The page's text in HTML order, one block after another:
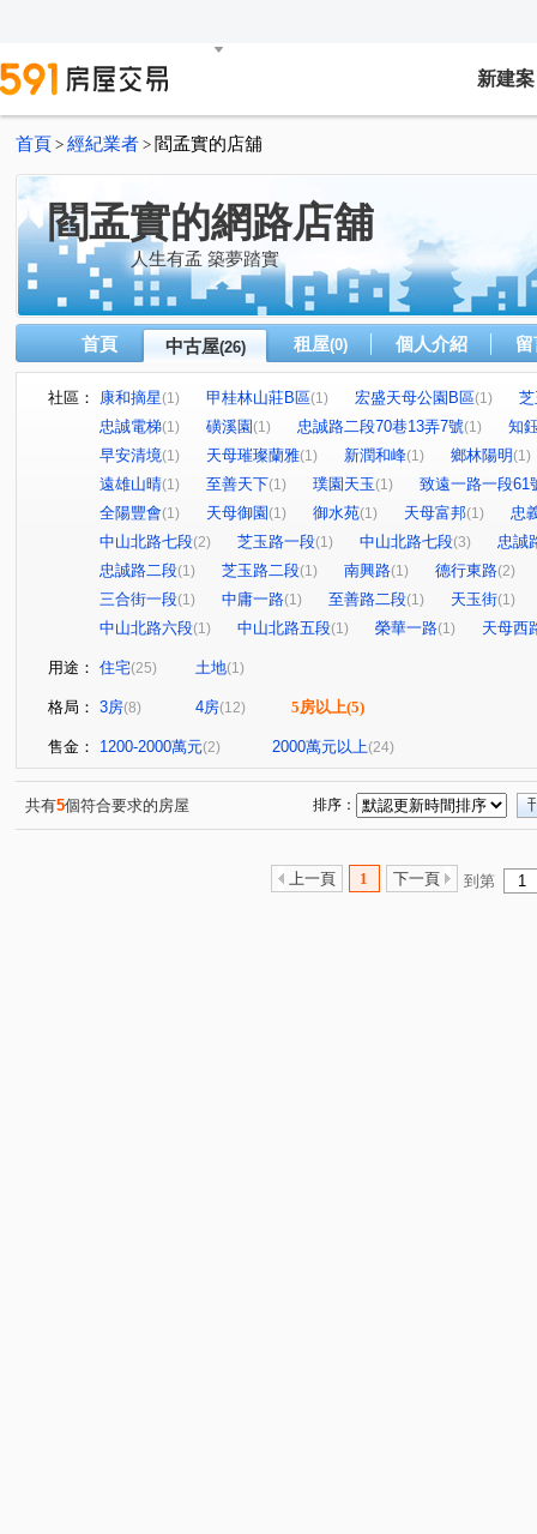
新建案
首頁 > 經紀業者 > 閻孟實的店舖
閻孟實的網路店舖
人生有孟 築夢踏實
首頁 中古屋(26) 租屋(0) 個人介紹
社區： 康和摘星(1) 甲桂林山莊B區(1) 宏盛天母公園B區(1)
忠誠電梯(1) 磺溪園(1) 忠誠路二段70巷13弄7號(1)
知
早安清境(1) 天母璀璨蘭雅(1) 新潤和峰(1) 鄉林陽明(1)
遠雄山晴(1) 至善天下(1) 璞園天玉(1)
致遠一路一段61
全陽豐會(1) 天母御園 (1) 御水苑(1) 天母富邦(1)
忠
中山北路七段(2) 芝玉路一段(1) 中山北路七段(3)
忠誠
忠誠路二段(1) 芝玉路二段(1) 南興路(1) 德行東路(2)
三合街一段(1) 中庸一路(1) 至善路二段(1) 天玉街(1)
中山北路六段(1) 中山北路五段(1) 榮華一路(1) 天母西
用途： 住宅(25) 土地(1)
格局： 3房(8) 4房(12) 5房以上(5)
售金： 1200-2000萬元(2) 2000萬元以上(24)
共有5個符合要求的房屋 排序：
上一頁 1 下一頁 到第